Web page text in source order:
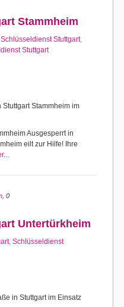
Stammheim
Schlüsseldienst Stuttgart,
Stuttgart
Stammheim im
Ausgesperrt in
eilt zur Hilfe! Ihre
, 0
Untertürkheim
, Schlüsseldienst
in Stuttgart im Einsatz